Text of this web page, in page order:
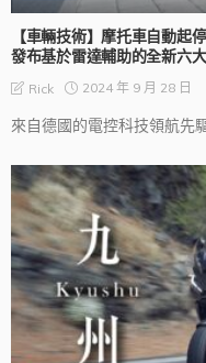
【車輛技術】摩托車自動起
發布基於雷達輔助的全新六
Rick 2024 年 9 月 28 日
來自德國的電控科技領航先驅